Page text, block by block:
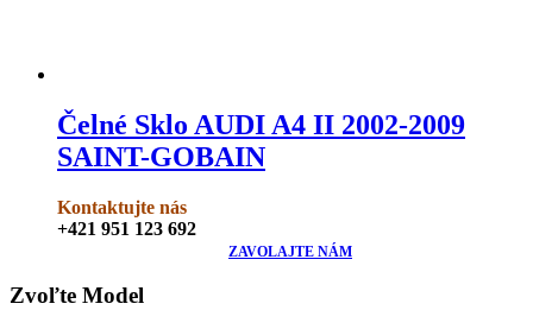
Čelné Sklo AUDI A4 II 2002-2009
SAINT-GOBAIN
Kontaktujte nás
+421 951 123 692
ZAVOLAJTE NÁM
Zvoľte Model